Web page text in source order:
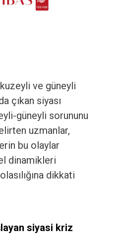
kuzeyli ve güneyli
çıkan siyası
güneyli sorununu
uzmanlar,
bu olaylar
dinamikleri
dikkati
siyasi kriz